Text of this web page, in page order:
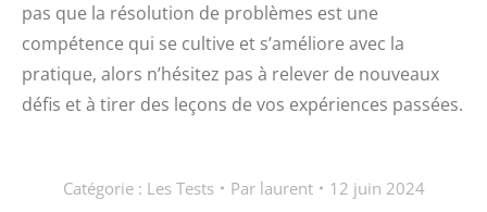
pas que la résolution de problèmes est une
compétence qui se cultive et s’améliore avec la
pratique, alors n’hésitez pas à relever de nouveaux
défis et à tirer des leçons de vos expériences passées.
Catégorie : Les Tests Par laurent 12 juin 2024